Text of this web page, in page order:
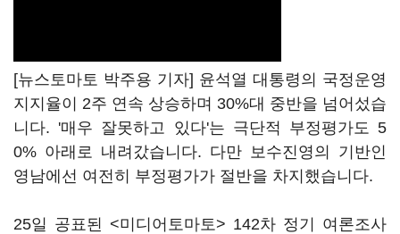
[뉴스토마토 박주용 기자] 윤석열 대통령의 국정운영
지지율이 2주 연속 상승하며 30%대 중반을 넘어섰습
니다. '매우 잘못하고 있다'는 극단적 부정평가도 5
0% 아래로 내려갔습니다. 다만 보수진영의 기반인
영남에선 여전히 부정평가가 절반을 차지했습니다.
25일 공표된 <미디어토마토> 142차 정기 여론조사